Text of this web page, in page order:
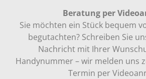
Beratung per
Sie möchten ein Stück bequem
begutachten? Schreiben Sie
Nachricht mit Ihrer
Handynummer – wir melden uns
Termin per